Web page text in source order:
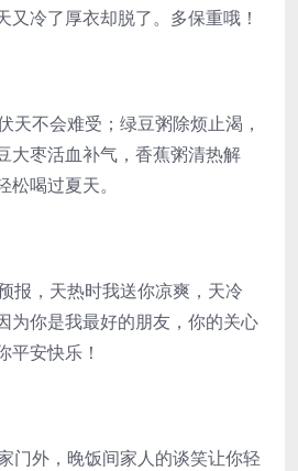
又冷了厚衣却脱了。多保重哦！
天不会难受；绿豆粥除烦止渴，
大枣活血补气，香蕉粥清热解
喝过夏天。
报，天热时我送你凉爽，天冷
为你是我最好的朋友，你的关心
平安快乐！
门外，晚饭间家人的谈笑让你轻